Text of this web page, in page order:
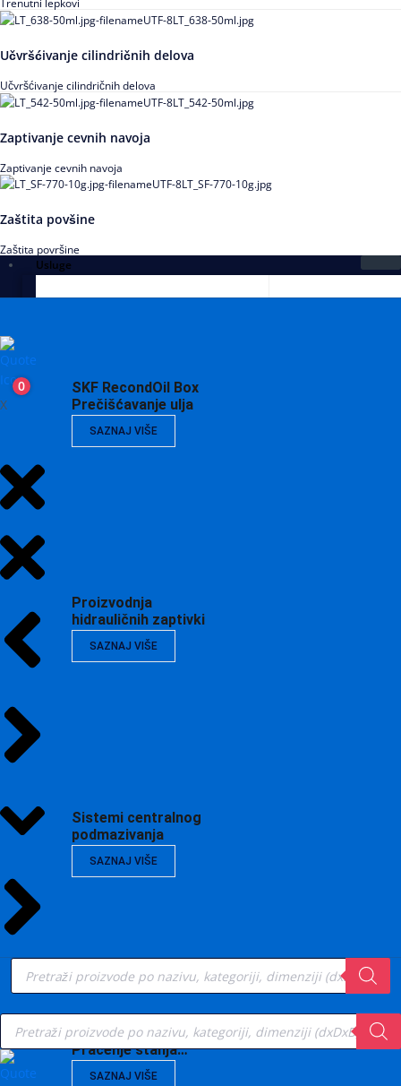
Trenutni lepkovi
Učvršćivanje cilindričnih delova
Učvršćivanje cilindričnih delova
Zaptivanje cevnih navoja
Zaptivanje cevnih navoja
Zaštita povšine
Zaštita površine
Usluge
SKF RecondOil Box
Prečišćavanje ulja
SAZNAJ VIŠE
Proizvodnja
hidrauličnih zaptivki
SAZNAJ VIŠE
Sistemi centralnog
podmazivanja
SAZNAJ VIŠE
Vibrodijagnostika,
Praćenje stanja…
SAZNAJ VIŠE
0
X
Products
search
Products
search